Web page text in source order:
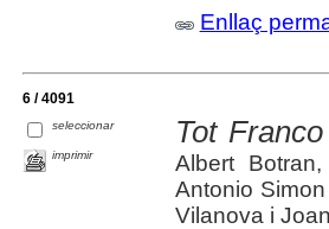
Enllaç
6 / 4091
seleccionar
imprimir
Tot Franco
Albert
Antonio
Vilanova i